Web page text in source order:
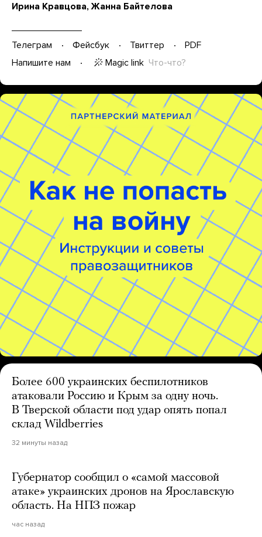
Ирина Кравцова, Жанна Байтелова
Телеграм Фейсбук Твиттер
PDF
Напишите нам
Magic link Что-что?
Более 600 украинских беспилотников
атаковали Россию и Крым за одну ночь.
В Тверской области под удар опять попал
склад Wildberries
32 минуты назад
Губернатор сообщил о «самой массовой
атаке» украинских дронов на Ярославскую
область. На НПЗ пожар
час назад